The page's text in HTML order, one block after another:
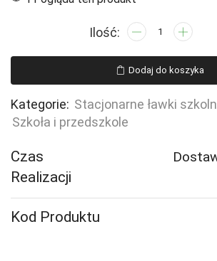
ilość
SONITUS,
1200x800x760
mm,
laminat
Dodaj do koszyka
Kategorie: Stacjonarne ławki
Szkoła i przedszkole
Czas
Realizacji
Kod Produktu